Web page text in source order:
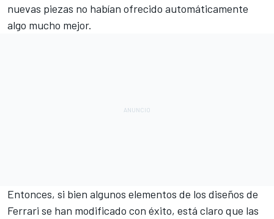
nuevas piezas no habían ofrecido automáticamente
algo mucho mejor.
Entonces, si bien algunos elementos de los diseños de
Ferrari se han modificado con éxito, está claro que las